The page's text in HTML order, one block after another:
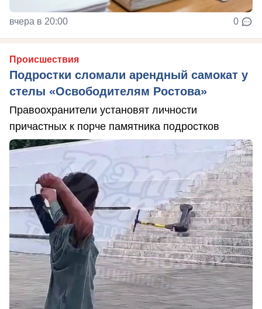
вчера в 20:00 0
Происшествия
Подростки сломали арендный самокат у
стелы «Освободителям Ростова»
Правоохранители установят личности
причастных к порче памятника подростков